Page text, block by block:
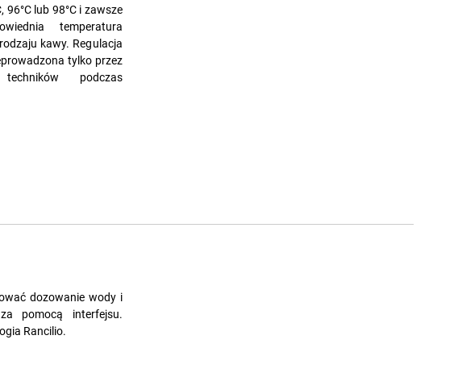
96°C lub 98°C i zawsze
temperatura
kawy. Regulacja
tylko przez
techników podczas
dozowanie wody i
pomocą interfejsu.
Rancilio.